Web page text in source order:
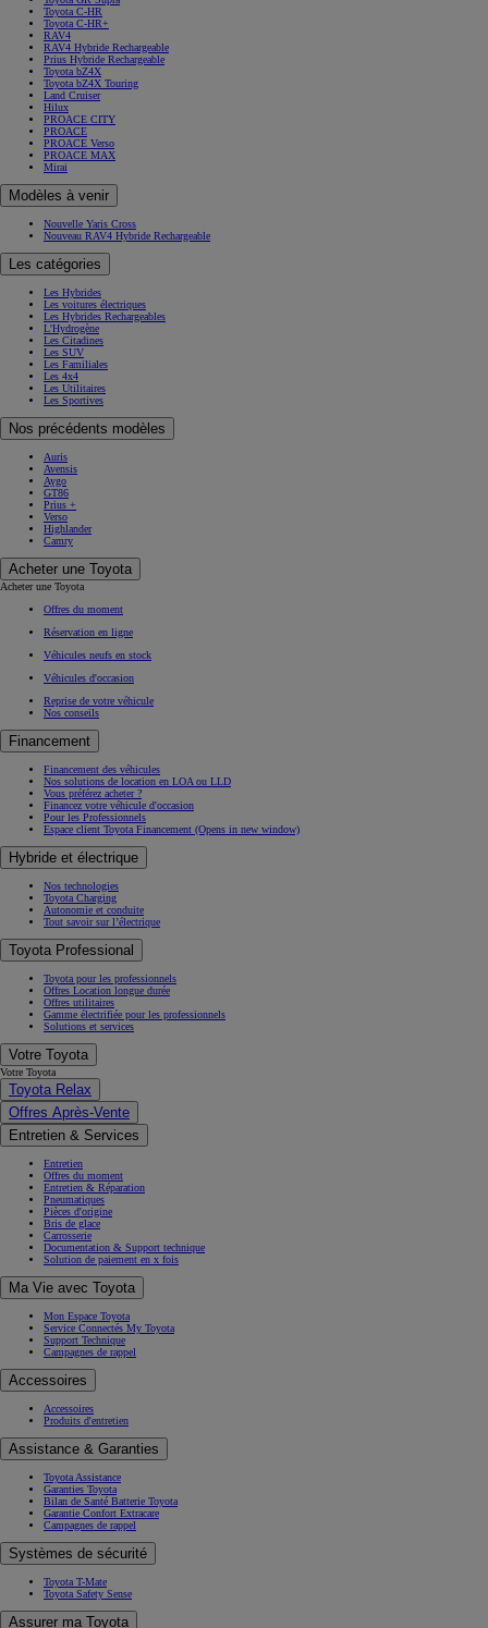
Toyota C-HR
Toyota C-HR+
RAV4
RAV4 Hybride Rechargeable
Prius Hybride Rechargeable
Toyota bZ4X
Toyota bZ4X Touring
Land Cruiser
Hilux
PROACE CITY
PROACE
PROACE Verso
PROACE MAX
Mirai
Modèles à venir
Nouvelle Yaris Cross
Nouveau RAV4 Hybride Rechargeable
Les catégories
Les Hybrides
Les voitures électriques
Les Hybrides Rechargeables
L'Hydrogène
Les Citadines
Les SUV
Les Familiales
Les 4x4
Les Utilitaires
Les Sportives
Nos précédents modèles
Auris
Avensis
Aygo
GT86
Prius +
Verso
Highlander
Camry
Acheter une Toyota
Acheter une Toyota
Offres du moment
Réservation en ligne
Véhicules neufs en stock
Véhicules d'occasion
Reprise de votre véhicule
Nos conseils
Financement
Financement des véhicules
Nos solutions de location en LOA ou LLD
Vous préférez acheter ?
Financez votre véhicule d'occasion
Pour les Professionnels
Espace client Toyota Financement (Opens in new window)
Hybride et électrique
Nos technologies
Toyota Charging
Autonomie et conduite
Tout savoir sur l’électrique
Toyota Professional
Toyota pour les professionnels
Offres Location longue durée
Offres utilitaires
Gamme électrifiée pour les professionnels
Solutions et services
Votre Toyota
Votre Toyota
Toyota Relax
Offres Après-Vente
Entretien & Services
Entretien
Offres du moment
Entretien & Réparation
Pneumatiques
Pièces d'origine
Bris de glace
Carrosserie
Documentation & Support technique
Solution de paiement en x fois
Ma Vie avec Toyota
Mon Espace Toyota
Service Connectés My Toyota
Support Technique
Campagnes de rappel
Accessoires
Accessoires
Produits d'entretien
Assistance & Garanties
Toyota Assistance
Garanties Toyota
Bilan de Santé Batterie Toyota
Garantie Confort Extracare
Campagnes de rappel
Systèmes de sécurité
Toyota T-Mate
Toyota Safety Sense
Assurer ma Toyota